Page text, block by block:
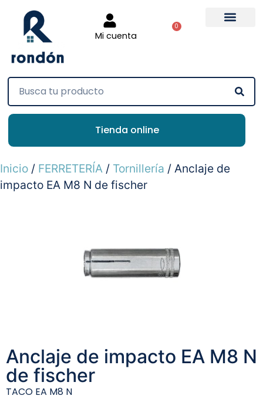
Mi cuenta
0
Tienda online
Inicio / FERRETERÍA / Tornillería / Anclaje de
impacto EA M8 N de fischer
Anclaje de impacto EA M8 N
de fischer
TACO EA M8 N